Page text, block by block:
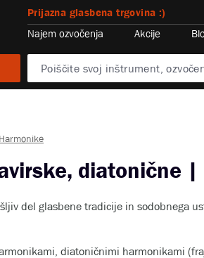
Prijazna glasbena trgovina :)
Najem ozvočenja Akcije
Harmonike
diatonične |
del glasbene tradicije in sodobnega
diatoničnimi harmonikami